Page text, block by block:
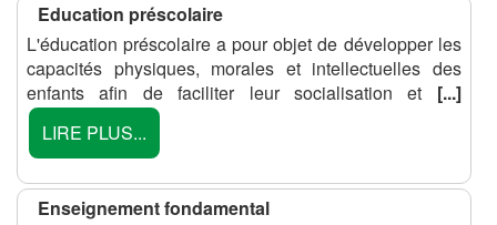
Education préscolaire
L'éducation préscolaire a pour objet de développer les
capacités physiques, morales et intellectuelles des
enfants afin de faciliter leur socialisation et [...]
LIRE PLUS...
Enseignement fondamental